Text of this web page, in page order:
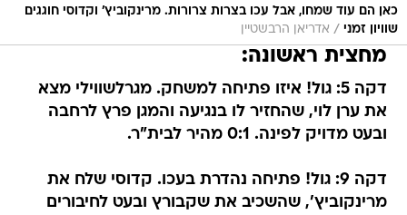
כאן הם עוד שמחו, אבל עכו בצרות צרורות. מרינקוביץ' וקדוסי חוגגים
שוויון זמני / אדריאן הרבשטיין
מחצית ראשונה:
דקה 5: גול! איזו פתיחה למשחק. מגרלשווילי מצא
את ערן לוי, שהחזיר לו בנגיעה והמגן פרץ לרחבה
ובעט מדויק לפינה. 0:1 מהיר לבית"ר.
דקה 9: גול! פתיחה נהדרת בעכו. קדוסי שלח את
מרינקוביץ', שהשכיב את שקבורץ ובעט לחיבורים